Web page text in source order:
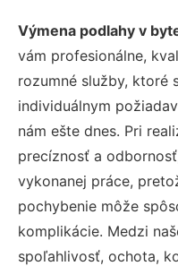
Výmena podlahy v
vám profesionálne,
rozumné služby, ktoré
individuálnym
nám ešte dnes. Pri
precíznosť a
vykonanej práce,
pochybenie môže
komplikácie. Medzi
spoľahlivosť, ochota,